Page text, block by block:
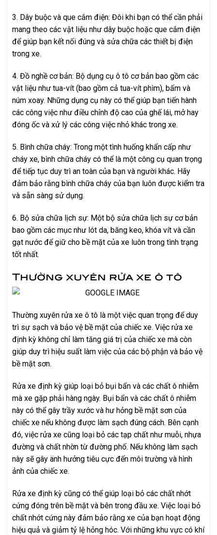
3. Dây buộc và que cắm điện: Đôi khi bạn có thể cần phải
mang theo các vật liệu như dây buộc hoặc que cắm điện
để giúp bạn kết nối đúng và sửa chữa các thiết bị điện
trong xe.
4. Đồ nghề cơ bản: Bộ dụng cụ ô tô cơ bản bao gồm các
vật liệu như tua-vít (bao gồm cả tua-vít phìm), bấm và
núm xoay. Những dụng cụ này có thể giúp bạn tiến hành
các công việc như điều chỉnh độ cao của ghế lái, mở hay
đóng ốc và xử lý các công việc nhỏ khác trong xe.
5. Bình chữa cháy: Trong một tình huống khẩn cấp như
cháy xe, bình chữa cháy có thể là một công cụ quan trọng
để tiếp tục duy trì an toàn của bạn và người khác. Hãy
đảm bảo rằng bình chữa cháy của bạn luôn được kiểm tra
và sẵn sàng sử dụng.
6. Bộ sửa chữa lịch sự: Một bộ sửa chữa lịch sự cơ bản
bao gồm các mục như lót da, băng keo, khóa vít và cần
gạt nước để giữ cho bề mặt của xe luôn trong tình trạng
tốt nhất.
Thường xuyên rửa xe ô tô
Thường xuyên rửa xe ô tô là một việc quan trọng để duy
trì sự sạch và bảo vệ bề mặt của chiếc xe. Việc rửa xe
định kỳ không chỉ làm tăng giá trị của chiếc xe mà còn
giúp duy trì hiệu suất làm việc của các bộ phận và bảo vệ
bề mặt sơn.
Rửa xe định kỳ giúp loại bỏ bụi bẩn và các chất ô nhiễm
mà xe gặp phải hàng ngày. Bụi bẩn và các chất ô nhiễm
này có thể gây trầy xước và hư hỏng bề mặt sơn của
chiếc xe nếu không được làm sạch đúng cách. Bên cạnh
đó, việc rửa xe cũng loại bỏ các tạp chất như muỗi, nhựa
đường và chất nhờn từ đường phố. Nếu không làm sạch
này sẽ gây änh hưởng tiêu cực đến môi trường và hình
ảnh của chiếc xe.
Rửa xe định kỳ cũng có thể giúp loại bỏ các chất nhớt
cứng đóng trên bề mặt và bên trong đầu xe. Việc loại bỏ
chất nhớt cứng này đảm bảo rằng xe của bạn hoạt động
hiệu quả và giảm tỷ lệ hỏng hóc. Với những khu vực có khí